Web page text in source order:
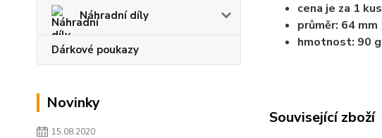
Náhradní díly
Dárkové poukazy
Novinky
15.08.2020
cena je za 1 kus
průměr: 64 mm
hmotnost: 90 g
Související zboží